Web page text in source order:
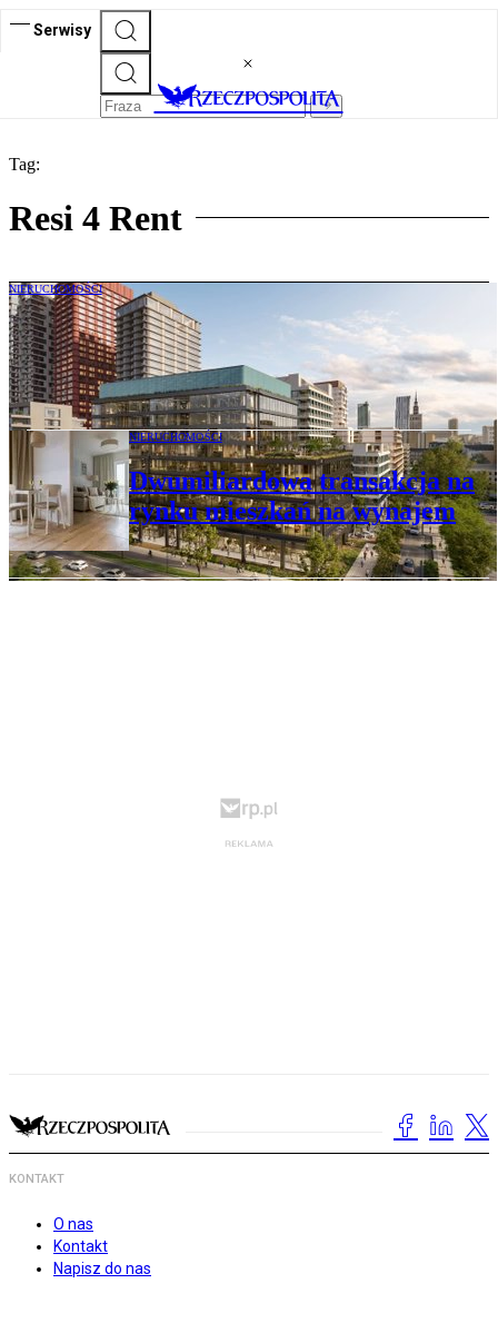
Serwisy
Tag:
Resi 4 Rent
NIERUCHOMOŚCI
Echo Investment opłynie w gotówkę po
wielkiej transakcji sprzedaży 5 tys.
mieszkań
NIERUCHOMOŚCI
Dwumiliardowa transakcja na
rynku mieszkań na wynajem
KONTAKT
O nas
Kontakt
Napisz do nas